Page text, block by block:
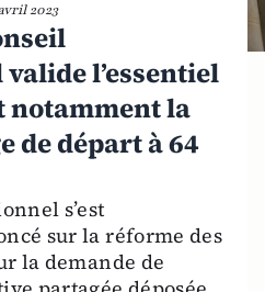
2023
l’essentiel
notamment la
de départ à 64
s’est
sur la réforme des
la demande de